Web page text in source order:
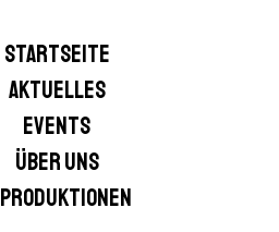
Startseite
Aktuelles
Events
Über uns
Produktionen